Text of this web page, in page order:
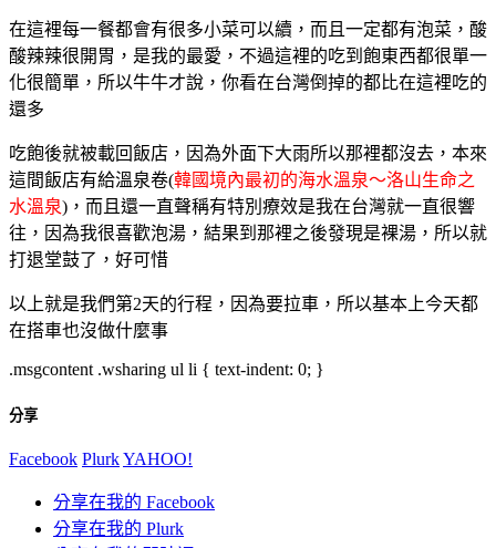
在這裡每一餐都會有很多小菜可以續，而且一定都有泡菜，酸
酸辣辣很開胃，是我的最愛，不過這裡的吃到飽東西都很單一
化很簡單，所以牛牛才說，你看在台灣倒掉的都比在這裡吃的
還多
吃飽後就被載回飯店，因為外面下大雨所以那裡都沒去，本來
這間飯店有給溫泉卷(韓國境內最初的海水溫泉～洛山生命之
水溫泉)，而且還一直聲稱有特別療效是我在台灣就一直很響
往，因為我很喜歡泡湯，結果到那裡之後發現是裸湯，所以就
打退堂鼓了，好可惜
以上就是我們第2天的行程，因為要拉車，所以基本上今天都
在搭車也沒做什麼事
.msgcontent .wsharing ul li { text-indent: 0; }
分享
Facebook PlurkYAHOO!
分享在我的 Facebook
分享在我的 Plurk